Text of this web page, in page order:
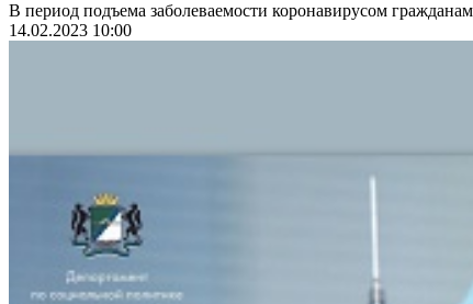
В период подъема заболеваемости коронавирусом
14.02.2023 10:00